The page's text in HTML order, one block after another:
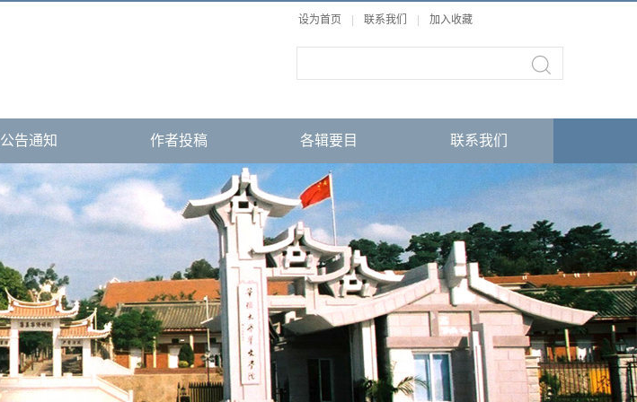
设为首页 联系我们 加入收藏
公告通知 作者投稿 各辑要目 联系我们